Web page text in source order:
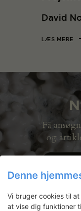
David
LÆS MERE
Få
og
Denne
Vi bruger cookies til
at vise dig funktioner